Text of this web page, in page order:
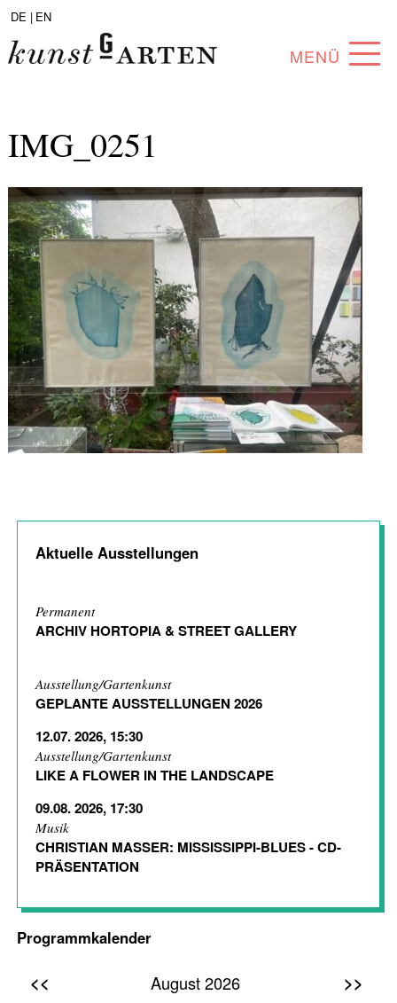
DE | EN
MENÜ
SAMMLUNG
KÜNSTLER*INNEN
PARTNER*INNEN
ANGEBOTE
IMG_0251
Aktuelle Ausstellungen
Permanent
ARCHIV HORTOPIA & STREET GALLERY
Ausstellung/Gartenkunst
GEPLANTE AUSSTELLUNGEN 2026
12.07. 2026, 15:30
Ausstellung/Gartenkunst
LIKE A FLOWER IN THE LANDSCAPE
09.08. 2026, 17:30
Musik
CHRISTIAN MASSER: MISSISSIPPI-BLUES - CD-
PRÄSENTATION
Programmkalender
<< August 2026 >>